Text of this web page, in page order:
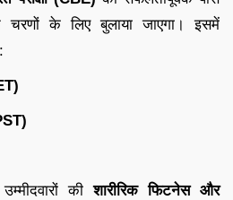
के लिए बुलाया जाएगा। इसमें
कीशारीरिक फिटनेस और